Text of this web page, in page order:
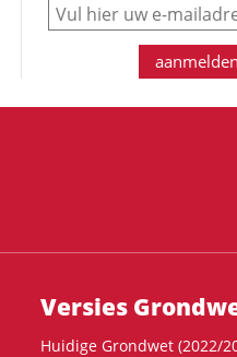
e-
aanmelden
Versies
Huidige Grondwet (2022/